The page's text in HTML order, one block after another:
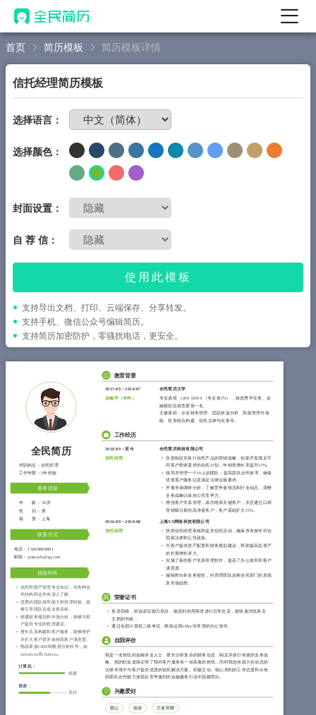
首页
AI 简历工具
AI 优化简历
AI 翻译简历
AI 诊断简历
AI 模拟面试
面试自我介绍
简历教程
登录 / 注册
首页 简历模板 简历模板详情
信托经理简历模板
选择语言：
选择颜色：
封面设置：
自 荐 信：
使用此模板
支持导出文档、打印、云端保存、分享转发。
支持手机、微信公众号编辑简历。
支持简历加密防护，零骚扰电话，更安全。
全民简历
求职岗位： 信托经理
工作年限： 5年经验
基本信息
年 龄： 30岁
性 别： 男
籍 贯： 上海
联系方式
电话： 15088888881
邮箱： qmjianli@qq.com
技能特长
信托和财产管理专业知识，对各种信
托结构和运作有深入了解。
优秀的团队领导能力和管理经验，能
够引导团队达成业务目标。
精通财务规划和市场分析，能够为客
户提供专业的投资建议。
擅长关系构建和客户服务，能够维护
并扩大客户群并保持高客户满意度。
熟练掌握CRM和数据分析软件，如
Salesforce和Tableau。
计算机：
精通
英语：
良好
教育背景
2015-09 ~2018-07
金融学（本科 ）
全民简历大学
专业成绩：GPA 3.88/4 （专业前2%），校优秀学生奖、金
融模拟交易竞赛第一名。
主修课程：企业财务管理、固定收益分析、风险管理与保
险、投资组合构建、信托法律与实务等。
工作经历
2018-09 ~至今
信托经理
全民简历科技有限公司
负责制定并执行信托产品的营销战略，创新开发满足不
同客户群体需求的信托计划，年销售增长率提升25%。
领导并管理一个10人的团队，提高团队合作效率，确保
优质客户服务以及满足法律法规要求。
开展市场调研分析，了解竞争者情况和行业动态，调整
业务战略以保持公司竞争力。
增强客户关系管理，成功维系关键客户，并且通过口碑
营销吸引新的高净值客户，客户基础扩大15%。
2016-09 ~2018-08
信托经理
上海XX网络科技有限公司
协助信托经理审核和监控信托活动，确保所有操作符合
国家法律和公司政策。
为客户提供资产配置和财务规划建议，帮助提高其资产
的长期增长潜力。
实施了新的客户关系管理软件，提高了办公效率和客户
满意度。
编制和分析业务报告，向管理团队反映信托部门的表现
及市场趋势。
荣誉证书
英语四级，听说读写能力良好，能流利的用英语进行日常交流，能快速浏览英文
文档和书籍；
通过全国计算机二级考试，熟练运用office等常用的办公软件。
自我评价
我是一名热忱的金融专业人士，擅长分析复杂的财务信息，制定并执行有效的业务战
略。我的职业道路证明了我对客户服务有一份执着的热忱，同时我也有能力在动态的
法律环境中为客户提供优质的信托解决方案。积极主动、细心周到的工作态度和出色
的团队合作能力使我在竞争激烈的金融服务行业中脱颖而出。
兴趣爱好
爬山 旅游 王者荣耀